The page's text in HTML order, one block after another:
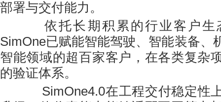
部署与交付能力。
依托长期积累的行业客户生
SimOne已赋能智能驾驶、智能装备、
智能领域的超百家客户，在各类复杂
的验证体系。
SimOne4.0在工程交付稳定性